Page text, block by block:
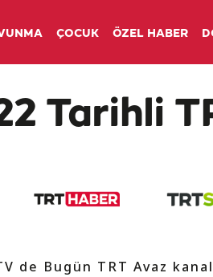
ÇOCUK ÖZEL HABER
Tarihli
de Bugün TRT Avaz